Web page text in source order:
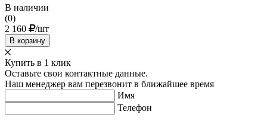
В наличии
(0)
2 160
/шт
В корзину
Купить в 1 клик
Оставьте свои контактные данные.
Наш менеджер вам перезвонит в ближайшее время
Имя
Телефон